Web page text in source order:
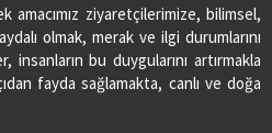
amacımız ziyaretçilerimize, bilimsel,
olmak, merak ve ilgi durumlarını
insanların bu duygularını artırmakla
fayda sağlamakta, canlı ve doğa